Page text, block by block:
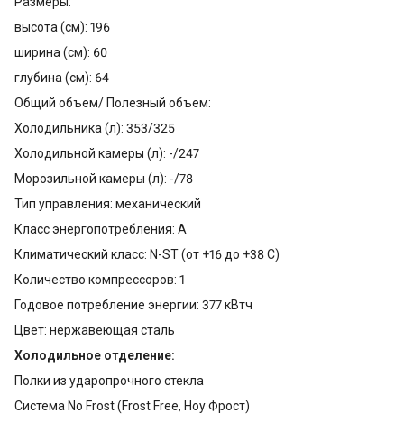
высота (см): 196
ширина (см): 60
глубина (см): 64
Общий объем/ Полезный объем:
Холодильника (л): 353/325
Холодильной камеры (л): -/247
Морозильной камеры (л): -/78
Тип управления: механический
Класс энергопотребления: A
Климатический класс: N-ST (от +16 до +38 С)
Количество компрессоров: 1
Годовое потребление энергии: 377 кВтч
Цвет: нержавеющая сталь
Холодильное отделение:
Полки из ударопрочного стекла
Система No Frost (Frost Free, Ноу Фрост)